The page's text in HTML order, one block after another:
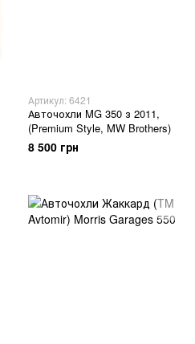
Артикул: 6421
Авточохли MG 350 з 2011,
(Premium Style, MW Brothers)
8 500 грн